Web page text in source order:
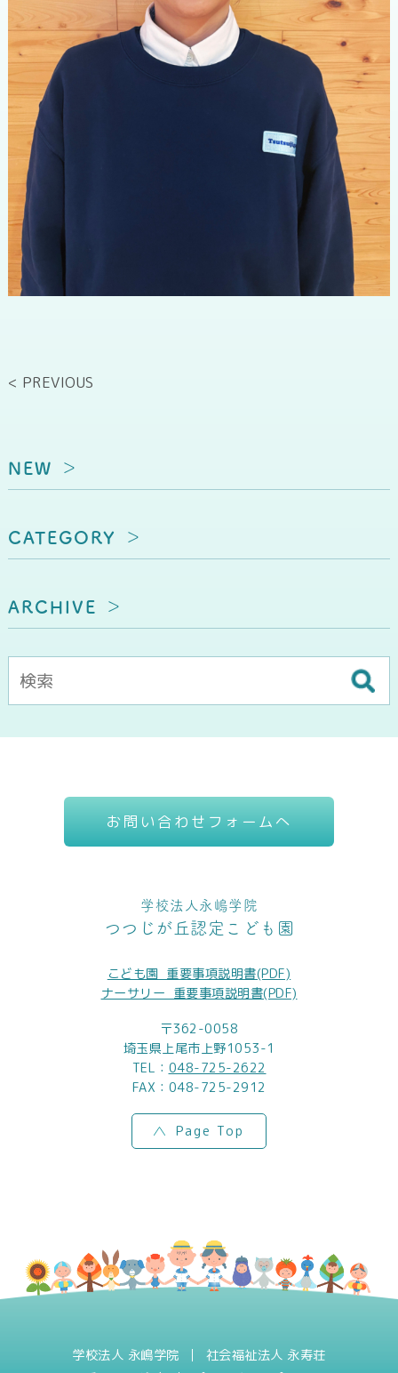
< PREVIOUS
NEW
CATEGORY
ARCHIVE
お問い合わせフォームへ
学校法人永嶋学院
つつじが丘認定こども園
こども園_重要事項説明書(PDF)
ナーサリー_重要事項説明書(PDF)
〒362-0058
埼玉県上尾市上野1053-1
TEL： 048-725-2622
FAX：048-725-2912
Page Top
学校法人 永嶋学院
社会福祉法人 永寿荘